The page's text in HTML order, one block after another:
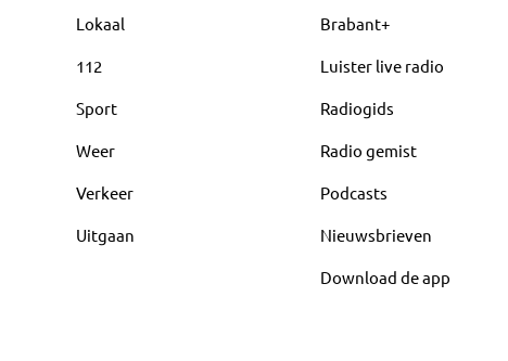
Lokaal
112
Sport
Weer
Verkeer
Uitgaan
Brabant+
Luister live radio
Radiogids
Radio gemist
Podcasts
Nieuwsbrieven
Download de app